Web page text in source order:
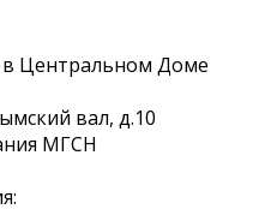
в Центральном Доме
вал, д.10
МГСН